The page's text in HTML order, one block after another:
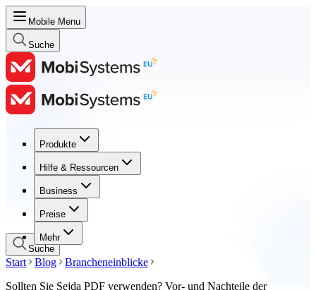
Mobile Menu
Suche
Produkte
Hilfe & Ressourcen
Business
Preise
Mehr
Produkte
Hilfe & Ressourcen
Business
Preise
Suche
Start Blog
Brancheneinblicke
Sollten Sie Sejda PDF verwenden? Vor- und Nachteile der